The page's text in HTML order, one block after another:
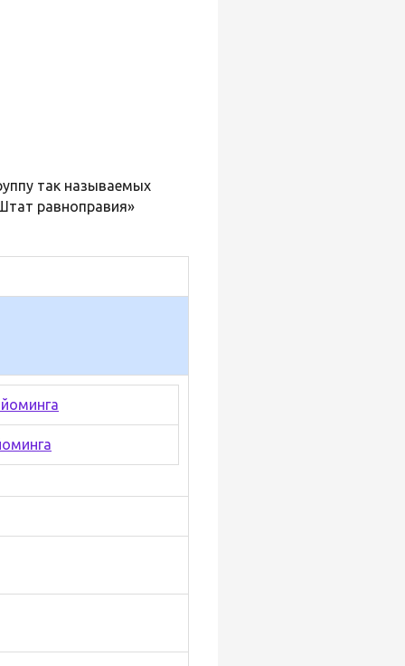
так называемых
равноправия»